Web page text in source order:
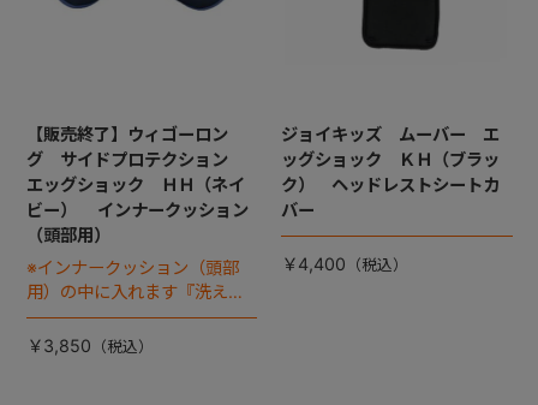
【販売終了】ウィゴーロン
グ サイドプロテクション
エッグショック ＨＨ（ネイ
ビー） インナークッション
（頭部用）
※インナークッション（頭部
用）の中に入れます『洗える
エッグショック パッド』は
別売りです
￥3,850
ジョイキッズ ムーバー エ
ッグショック ＫＨ（ブラッ
ク） ヘッドレストシートカ
バー
￥4,400